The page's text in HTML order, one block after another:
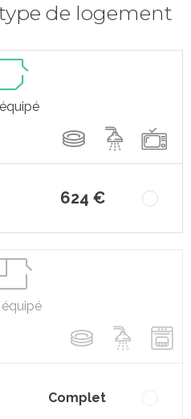
de logement
624 €
Complet